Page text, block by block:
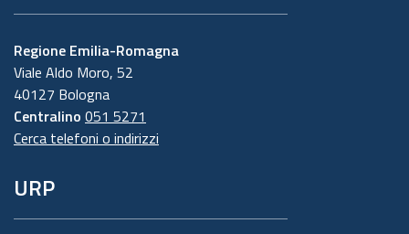
Regione Emilia-Romagna
Viale Aldo Moro, 52
40127 Bologna
Centralino 051 5271
Cerca telefoni o indirizzi
URP